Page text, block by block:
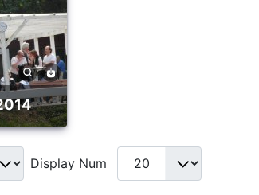
Display Num